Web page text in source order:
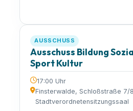
AUSSCHUSS
Ausschuss Bildung
Sport Kultur
17:00 Uhr
Finsterwalde, Schloßstraße 7/
Stadtverordnetensitzungssaal